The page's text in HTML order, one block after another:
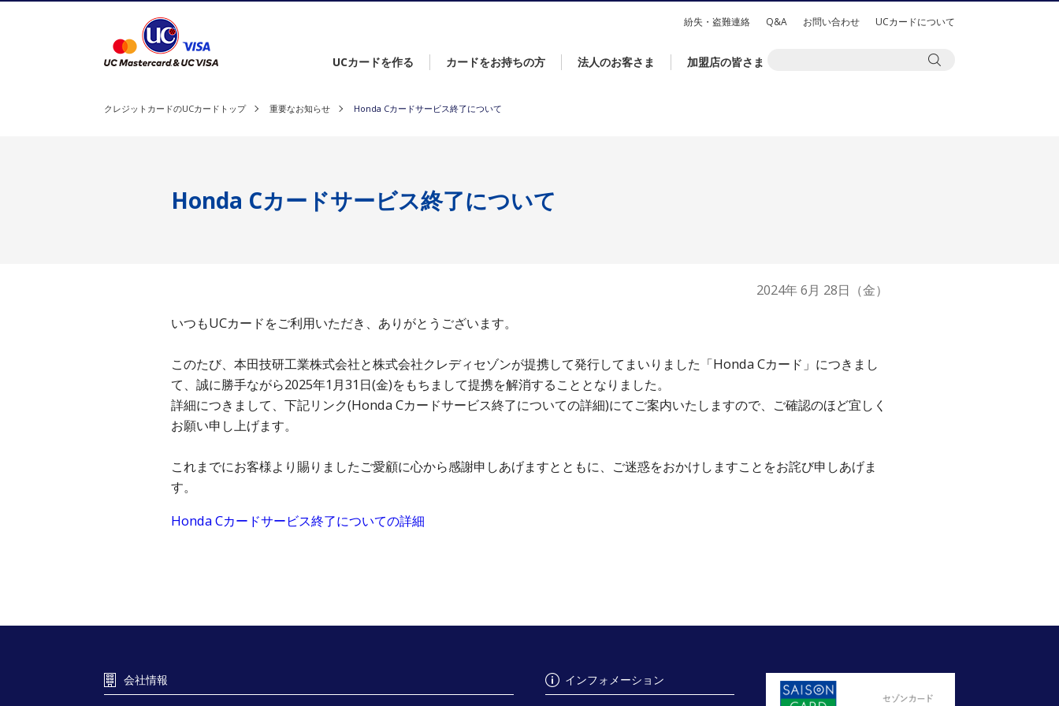
紛失・盗難連絡 Q&A お問い合わせ UCカードについて
UCカードを作る カードをお持ちの方 法人のお客さま 加盟店の皆さま
クレジットカードのUCカードトップ 重要なお知らせ Honda Cカードサービス終了について
Honda Cカードサービス終了について
2024年 6月 28日（金）
いつもUCカードをご利用いただき、ありがとうございます。
このたび、本田技研工業株式会社と株式会社クレディセゾンが提携して発行してまいりました「Honda Cカード」につきまし
て、誠に勝手ながら2025年1月31日(金)をもちまして提携を解消することとなりました。
詳細につきまして、下記リンク(Honda Cカードサービス終了についての詳細)にてご案内いたしますので、ご確認のほど宜しく
お願い申し上げます。
これまでにお客様より賜りましたご愛顧に心から感謝申しあげますとともに、ご迷惑をおかけしますことをお詫び申しあげま
す。
Honda Cカードサービス終了についての詳細
会社情報 インフォメーション